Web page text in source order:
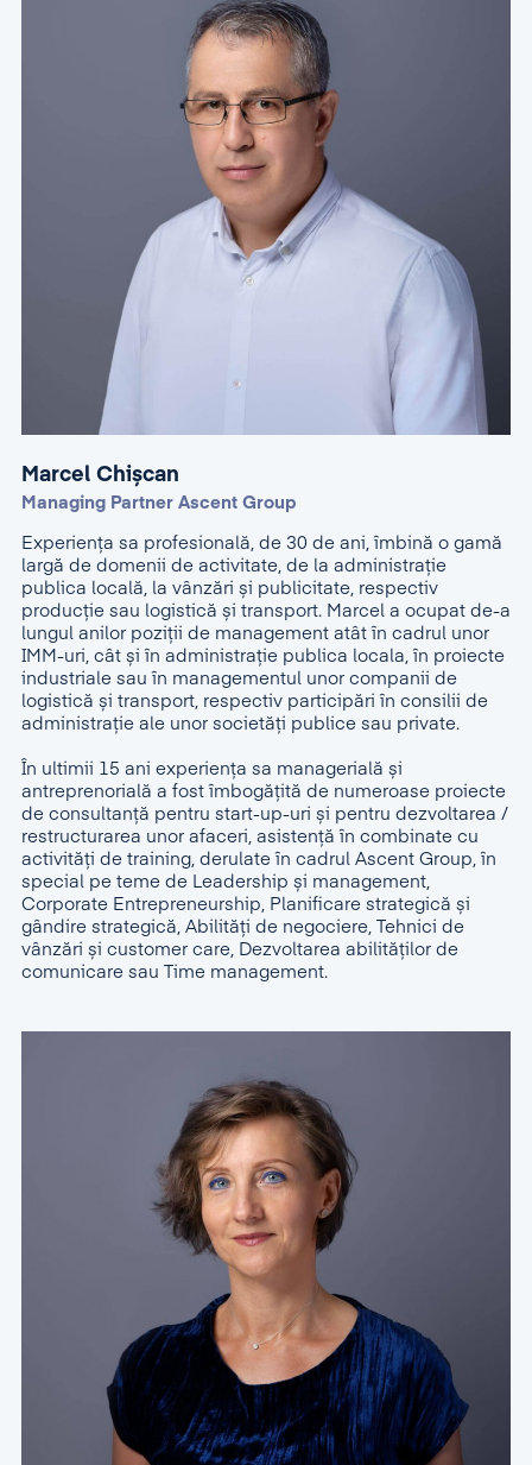
Marcel Chișcan
Managing Partner Ascent Group
Experiența sa profesională, de 30 de ani, îmbină o gamă
largă de domenii de activitate, de la administraţie
publica locală, la vânzări și publicitate, respectiv
producție sau logistică și transport. Marcel a ocupat de-a
lungul anilor poziţii de management atât în cadrul unor
IMM-uri, cât și în administraţie publica locala, în proiecte
industriale sau în managementul unor companii de
logistică și transport, respectiv participări în consilii de
administraţie ale unor societăţi publice sau private.
În ultimii 15 ani experienţa sa managerială și
antreprenorială a fost îmbogățită de numeroase proiecte
de consultanță pentru start-up-uri și pentru dezvoltarea /
restructurarea unor afaceri, asistență în combinate cu
activități de training, derulate în cadrul Ascent Group, în
special pe teme de Leadership și management,
Corporate Entrepreneurship, Planificare strategică și
gândire strategică, Abilități de negociere, Tehnici de
vânzări și customer care, Dezvoltarea abilităților de
comunicare sau Time management.